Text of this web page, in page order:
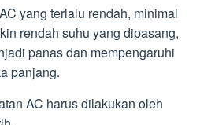
yang terlalu rendah, minimal
rendah suhu yang dipasang,
panas dan mempengaruhi
panjang.
AC harus dilakukan oleh